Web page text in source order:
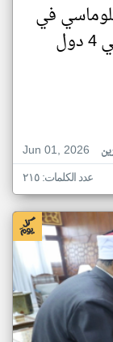
في
إفريقيا بافتتاح ممثليات في 4 دول
Jun 01, 2026
عدد الكلمات: ٢١٥